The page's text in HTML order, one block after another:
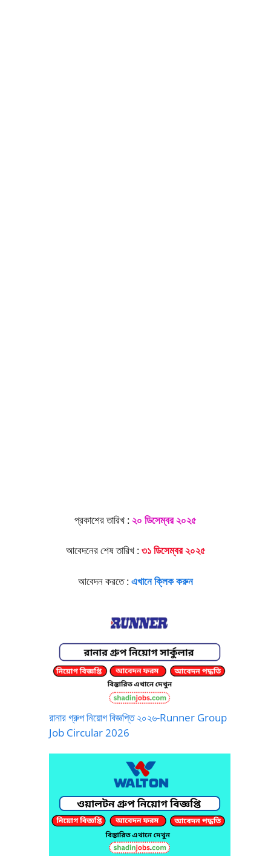
প্রকাশের তারিখ :২০ ডিসেম্বর ২০২৫
আবেদনের শেষ তারিখ :৩১ ডিসেম্বর ২০২৫
আবেদন করতে :এখানে ক্লিক করুন
রানার গ্রুপ নিয়োগ বিজ্ঞপ্তি ২০২৬-Runner Group
Job Circular 2026